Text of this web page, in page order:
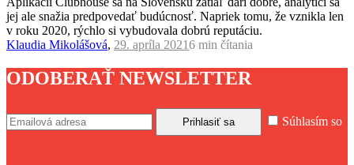
jej ale snažia predpovedať budúcnosť. Napriek tomu, že vznikla len
v roku 2020, rýchlo si vybudovala dobrú reputáciu.
Klaudia Mikolášová, 29. apríla 20216 min čítania
ODOBERAŤ NEWSLETTER
Súhlasím so